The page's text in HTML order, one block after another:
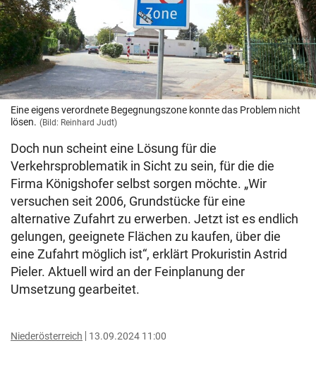
Eine eigens verordnete Begegnungszone konnte das Problem nicht
lösen. (Bild: Reinhard Judt)
Doch nun scheint eine Lösung für die
Verkehrsproblematik in Sicht zu sein, für die die
Firma Königshofer selbst sorgen möchte. „Wir
versuchen seit 2006, Grundstücke für eine
alternative Zufahrt zu erwerben. Jetzt ist es endlich
gelungen, geeignete Flächen zu kaufen, über die
eine Zufahrt möglich ist“, erklärt Prokuristin Astrid
Pieler. Aktuell wird an der Feinplanung der
Umsetzung gearbeitet.
Niederösterreich 13.09.2024 11:00